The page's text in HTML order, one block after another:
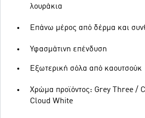
λουράκια
Επάνω μέρος από δέρμα και
Υφασμάτινη επένδυση
Εξωτερική σόλα από καουτσούκ
Χρώμα προϊόντος: Grey Three /
Cloud White